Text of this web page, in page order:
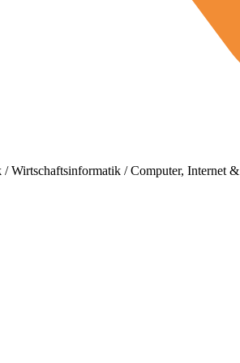
Wirtschaftsinformatik / Computer, Internet